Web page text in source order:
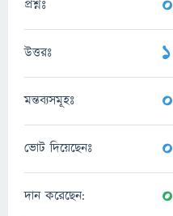
প্রশ্নঃ
উত্তরঃ 1
মন্তব্যসমূহঃ 0
ভোট দিয়েছেনঃ 0
দান করেছেন: 0